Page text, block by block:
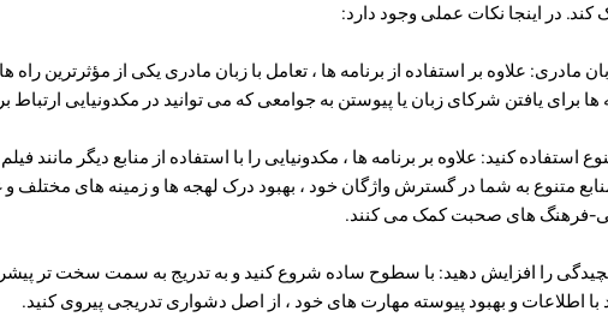
کند. در اینجا نکات عملی وجود دارد:
زبان مادری: علاوه بر استفاده از برنامه ها ، تعامل با زبان مادری یکی از مؤثرترین
ها برای یافتن شرکای زبان یا پیوستن به جوامعی که می توانید در مکدونیایی ارتباط
متنوع استفاده کنید: علاوه بر برنامه ها ، مکدونیایی را با استفاده از منابع دیگر مانند
متنوع به شما در گسترش واژگان خود ، بهبود درک لهجه ها و زمینه های
فرهنگ های صحبت کمک می کنند.
پیچیدگی را افزایش دهید: با سطوح ساده شروع کنید و به تدریج به سمت سخت تر
اطلاعات و بهبود پیوسته مهارت های خود ، از اصل دشواری تدریجی پیروی کنید.